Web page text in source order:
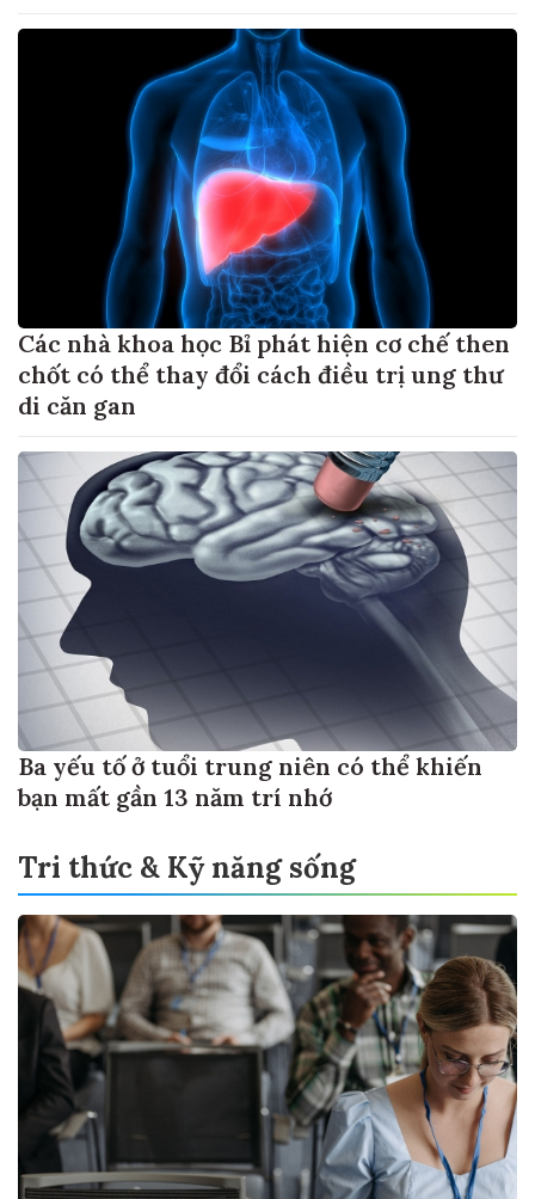
Các nhà khoa học Bỉ phát hiện cơ chế then
chốt có thể thay đổi cách điều trị ung thư
di căn gan
Ba yếu tố ở tuổi trung niên có thể khiến
bạn mất gần 13 năm trí nhớ
Tri thức & Kỹ năng sống